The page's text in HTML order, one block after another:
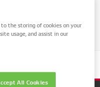
the storing of cookies on your
usage, and assist in our
All Cookies